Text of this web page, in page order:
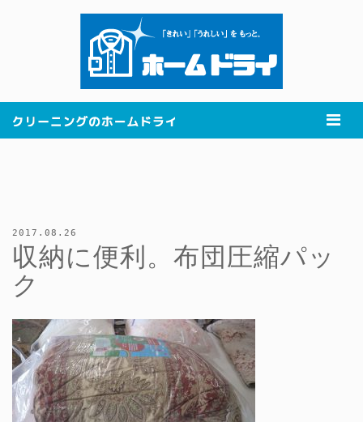
2017.08.26
収納に便利。布団圧縮パッ
ク